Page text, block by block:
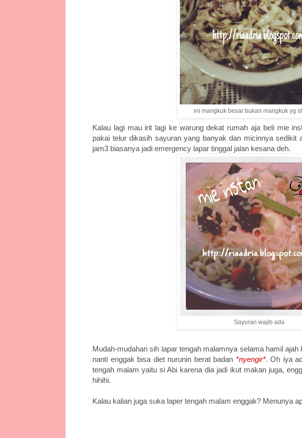
ini mangkuk besar bukan mangkuk yg
Kalau lagi mau irit lagi ke warung dekat rumah aja beli mie
pakai telur dikasih sayuran yang banyak dan micinnya sedikit
jam3 biasanya jadi emergency lapar tinggal jalan kesana deh.
Sayuran wajib ada
Mudah-mudahan sih lapar tengah malamnya selama hamil
nanti enggak bisa diet nurunin berat badan *nyengir*. Oh iya
tengah malam yaitu si Abi karena dia jadi ikut makan juga,
hihihi.
Kalau kalian juga suka laper tengah malam enggak? Menunya